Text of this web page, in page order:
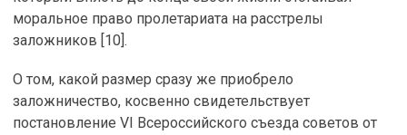
моральное право пролетариата на расстрелы
заложников [10].
О том, какой размер сразу же приобрело
заложничество, косвенно свидетельствует
постановление VI Всероссийского съезда советов от